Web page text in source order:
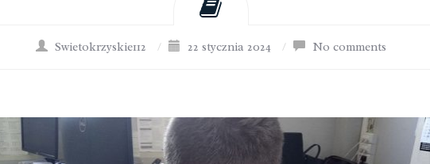
Swietokrzyskie112 / 22 stycznia 2024 / No comments